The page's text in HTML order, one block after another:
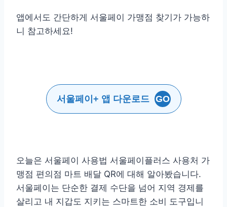
앱에서도 간단하게 서울페이 가맹점 찾기가 가능하
니 참고하세요!
서울페이+ 앱 다운로드 GO
오늘은 서울페이 사용법 서울페이플러스 사용처 가
맹점 편의점 마트 배달 QR에 대해 알아봤습니다.
서울페이는 단순한 결제 수단을 넘어 지역 경제를
살리고 내 지갑도 지키는 스마트한 소비 도구입니